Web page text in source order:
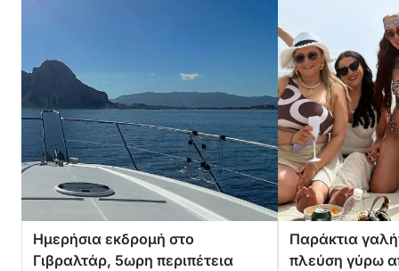
Ημερήσια εκδρομή στο
Γιβραλτάρ, 5ωρη περιπέτεια
Παράκτια
πλεύση γύρω